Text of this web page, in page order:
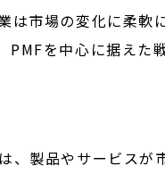
は市場の変化に柔軟
を中心に据えた
、製品やサービス